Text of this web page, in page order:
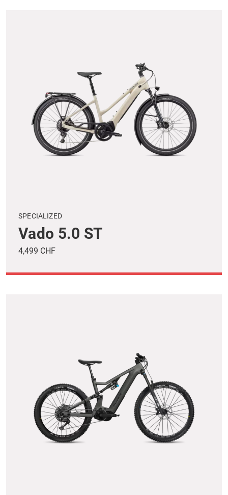
SPECIALIZED
Vado 5.0 ST
4,499 CHF